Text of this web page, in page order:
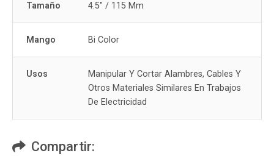
Tamaño 4.5" / 115 Mm
Mango Bi Color
Usos
Manipular Y Cortar Alambres, Cables Y
Otros Materiales Similares En Trabajos
De Electricidad
Compartir: